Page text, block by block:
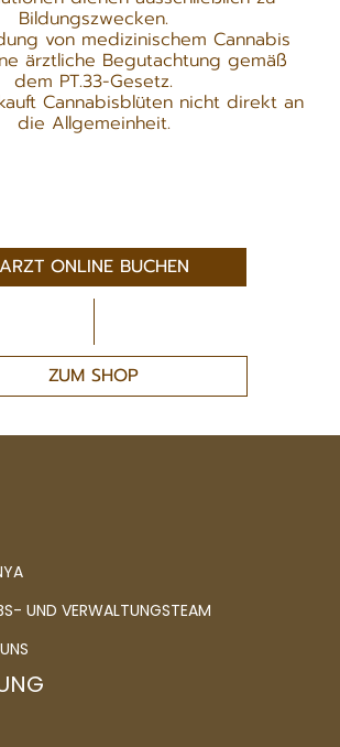
dienen ausschließlich zu
Bildungszwecken.
von medizinischem Cannabis
ärztliche Begutachtung gemäß
ARZT ONLINE BUCHEN
UND VERWALTUNGSTEAM